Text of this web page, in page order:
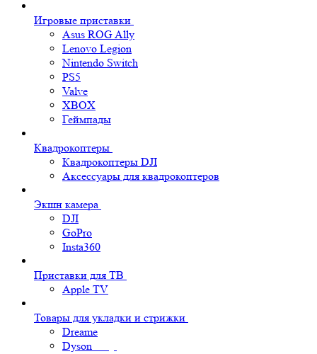
Игровые приставки
Asus ROG Ally
Lenovo Legion
Nintendo Switch
PS5
Valve
XBOX
Геймпады
Квадрокоптеры
Квадрокоптеры DJI
Аксессуары для квадрокоптеров
Экшн камера
DJI
GoPro
Insta360
Приставки для ТВ
Apple TV
Товары для укладки и стрижки
Dreame
Dyson